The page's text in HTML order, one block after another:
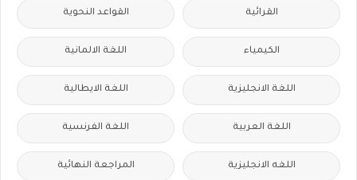
القرائية القواعد النحوية
الكيمياء اللغة الالمانية
اللغة الانجليزية اللغة الايطالية
اللغة العربية اللغة الفرنسية
اللغه الانجليزية المراجعة النهائية